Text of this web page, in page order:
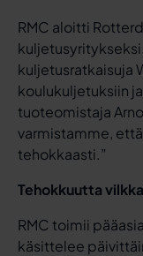
RMC aloitti
kuljetusratkaisuja
koulukuljetuksiin
tuoteomistaja
varmistamme,
tehokkaasti.”
Tehokkuutta
RMC toimii
käsittelee